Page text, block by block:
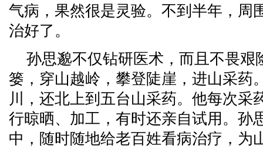
气病，果然很是灵验。不到半年，周
治好了。
孙思邈不仅钻研医术，而且不畏艰
篓，穿山越岭，攀登陡崖，进山采药
川，还北上到五台山采药。他每次采
行晾晒、加工，有时还亲自试用。孙
中，随时随地给老百姓看病治疗，为